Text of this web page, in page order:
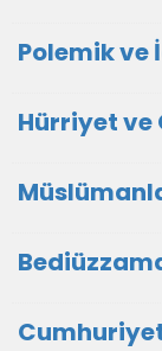
Polemik ve
Hürriyet ve